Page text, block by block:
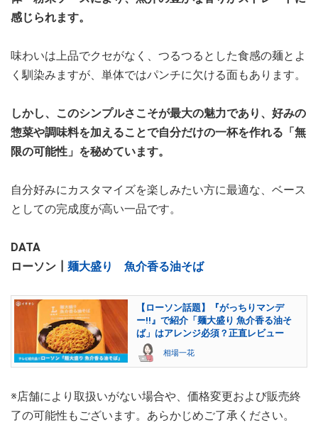
感じられます。
味わいは上品でクセがなく、つるつるとした食感の麺とよ
く馴染みますが、単体ではパンチに欠ける面もあります。
しかし、このシンプルさこそが最大の魅力であり、好みの
惣菜や調味料を加えることで自分だけの一杯を作れる「無
限の可能性」を秘めています。
自分好みにカスタマイズを楽しみたい方に最適な、ベース
としての完成度が高い一品です。
DATA
ローソン┃ 麺大盛り 魚介香る油そば
【ローソン話題】『がっちりマンデ
ー!!』で紹介「麺大盛り 魚介香る油そ
ば」はアレンジ必須？正直レビュー
相場一花
※店舗により取扱いがない場合や、価格変更および販売終
了の可能性もございます。あらかじめご了承ください。